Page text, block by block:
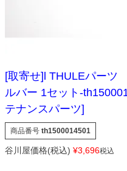
[取寄せ]l THULEパーツ
ルバー 1セット-
テナンスパーツ]
商品番号 th1500014501
谷川屋価格(税込) ¥3,696税込